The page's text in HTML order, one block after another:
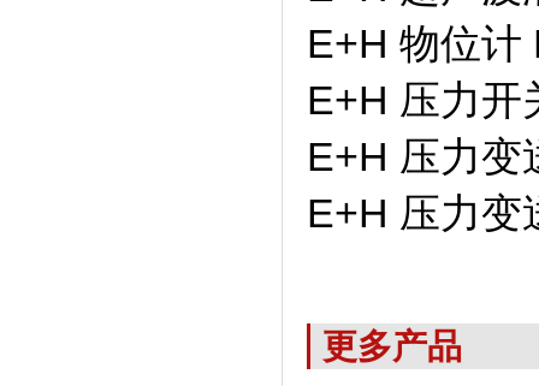
E+H 物位计
E+H 压力开
E+H 压力变
E+H 压力变
更多产品